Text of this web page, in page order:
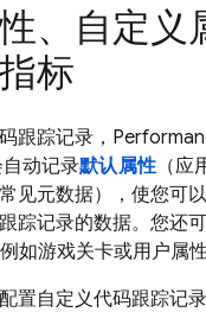
、自定义
标
跟踪记录，
动记录默认属性（应
见元数据），使您可
踪记录的数据。您还
如游戏关卡或用户属性
置自定义代码跟踪记